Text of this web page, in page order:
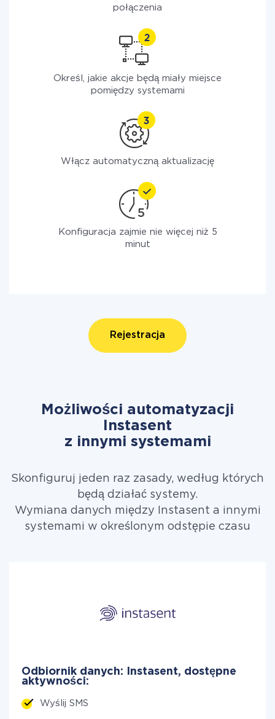
połączenia
Określ, jakie akcje będą miały miejsce
pomiędzy systemami
Włącz automatyczną aktualizację
Konfiguracja zajmie nie więcej niż 5
minut
Rejestracja
Możliwości automatyzacji
Instasent
z innymi systemami
Skonfiguruj jeden raz zasady, według których
będą działać systemy.
Wymiana danych między Instasent a innymi
systemami w określonym odstępie czasu
Odbiornik danych: Instasent, dostępne
aktywności:
Wyślij SMS